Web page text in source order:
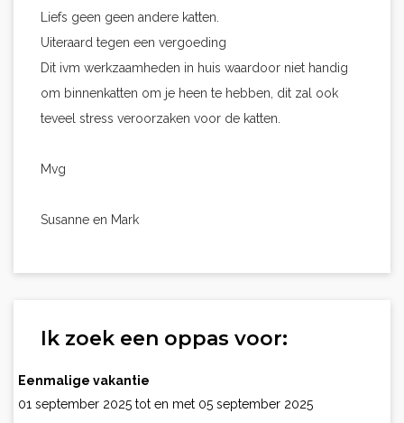
Liefs geen geen andere katten.
Uiteraard tegen een vergoeding
Dit ivm werkzaamheden in huis waardoor niet handig
om binnenkatten om je heen te hebben, dit zal ook
teveel stress veroorzaken voor de katten.
Mvg
Susanne en Mark
Ik zoek een oppas voor:
Eenmalige vakantie
01 september 2025 tot en met 05 september 2025